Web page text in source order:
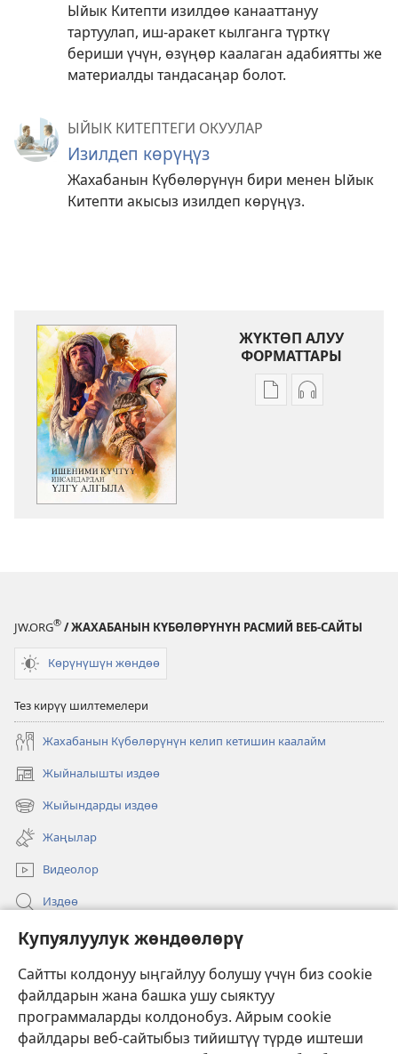
Купуялуулук жөндөөлөрү
Сайтты колдонуу ыңгайлуу болушу үчүн биз cookie
файлдарын жана башка ушу сыяктуу
программаларды колдонобуз. Айрым cookie
файлдары веб-сайтыбыз тийиштүү түрдө иштеши
Ыйык Китепти изилдөө канааттануу
тартуулап, иш-аракет кылганга түрткү
бериши үчүн, өзүңөр каалаган адабиятты же
материалды тандасаңар болот.
ЫЙЫК КИТЕПТЕГИ ОКУУЛАР
Изилдеп көрүңүз
Жахабанын Күбөлөрүнүн бири менен Ыйык
Китепти акысыз изилдеп көрүңүз.
ЖҮКТӨП АЛУУ
ФОРМАТТАРЫ
АдабияттыАудиолорду
JW.ORG® / ЖАХАБАНЫН КҮБӨЛӨРҮНҮН РАСМИЙ ВЕБ-САЙТЫ
Көрүнүшүн жөндөө
Тез кирүү шилтемелери
Жахабанын Күбөлөрүнүн келип кетишин каалайм
Жыйналышты издөө
(жаңы
терезе
ачат)
Жыйындарды издөө
(жаңы
терезе
ачат)
Жаңылар
Видеолор
Издөө
Бийлик өкүлдөрү үчүн маалымат
Тартуулар
(жаңы
терезе